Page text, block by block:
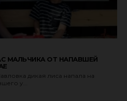
МАЛЬЧИКА ОТ НАПАВШЕЙ
дикая лиса напала на
у...